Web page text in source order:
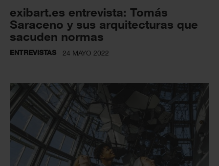
exibart.es entrevista: Tomás
Saraceno y sus arquitecturas que
sacuden normas
ENTREVISTAS 24 MAYO 2022